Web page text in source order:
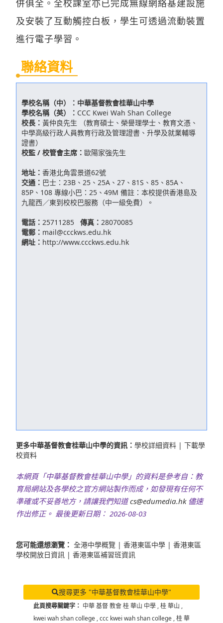
併俱全。全校課室亦已完成無線網絡基建設施
及安裝了互動觸控白板，學生可透過流動裝置
進行電子學習。
聯絡資料
學校名稱（中）： 中華基督教會桂華山中學
學校名稱（英）： CCC Kwei Wah Shan College
校長： 黃仲良先生 （教育碩士、榮譽理學士、教育文憑、
中學高級行政人員教育行政及管理證書、升學及就業輔導
證書）
校監 / 校管會主席： 歐陽家強先生
地址： 香港北角雲景道62號
交通： 巴士：23B、25、25A、27、81S、85、85A、
85P、108 專線小巴：25、49M 備註：本校提供香港島及
九龍西／東到校校巴服務（中一級免費）。
電話： 25711285 傳真： 28070085
電郵： mail@ccckws.edu.hk
網址： http://www.ccckws.edu.hk
更多中華基督教會桂華山中學的資訊： 學校詳細資料 | 下載學
校資料
本網頁「中華基督教會桂華山中學」的資料是參考自：教
育局網站及各學校之官方網站製作而成，如發現有任何不
準確或不妥善地方，請讓我們知道cs@edumedia.hk儘速
作出修正。 最後更新日期： 2026-08-03
您可能還想瀏覽： 全港中學概覽 | 香港東區中學 | 香港東區
學校開放日資訊 | 香港東區補習班資訊
搜尋更多 "中華基督教會桂華山中學"
此頁搜尋關鍵字： 中華 基督 教會 桂 華山 中學 ,桂 華山 ,
kwei wah shan college ,ccc kwei wah shan college ,桂 華